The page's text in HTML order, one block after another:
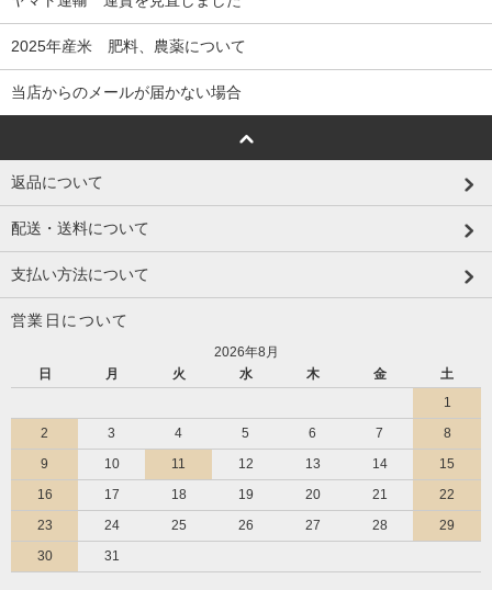
2025年産米 肥料、農薬について
当店からのメールが届かない場合
返品について
配送・送料について
支払い方法について
営業日について
2026年8月
日
月 火 水 木 金
土
1
2
3 4 5 6 7
8
9
10 11 12 13 14
15
16
17 18 19 20 21
22
23
24 25 26 27 28
29
30
31